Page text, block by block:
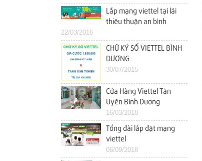
Lắp mạng viettel tại lái
thiêu thuận an bình
22/03/2016
CHỮ KÝ SỐ VIETTEL BÌNH
DƯƠNG
30/07/2015
Cửa Hàng Viettel Tân
Uyên Bình Dương
16/03/2018
Tổng đài lắp đặt mạng
viettel
06/09/2018